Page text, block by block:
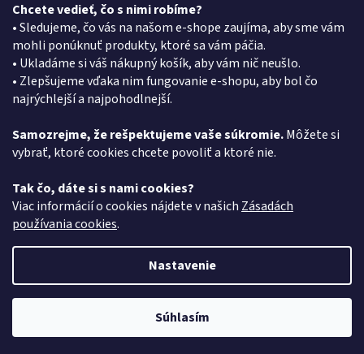
Chcete vedieť, čo s nimi robíme?
• Sledujeme, čo vás na našom e-shope zaujíma, aby sme vám
mohli ponúknuť produkty, ktoré sa vám páčia.
• Ukladáme si váš nákupný košík, aby vám nič neušlo.
• Zlepšujeme vďaka nim fungovanie e-shopu, aby bol čo
najrýchlejší a najpohodlnejší.
Samozrejme, že rešpektujeme vaše súkromie.Môžete si
vybrať, ktoré cookies chcete povoliť a ktoré nie.
Tak čo, dáte si s nami cookies?
Viac informácií o cookies nájdete v našich Zásadách
používania cookies.
Nastavenie
Súhlasím
Kontakt
eshop@pkgroup.sk
+420739079933
+420734621131
Vyhľadávanie
HĽADAŤ
Vytvoril Shoptet
PK Group SK. Všetky práva vyhradené.
Získajte 5% zľavu na prvý nákup